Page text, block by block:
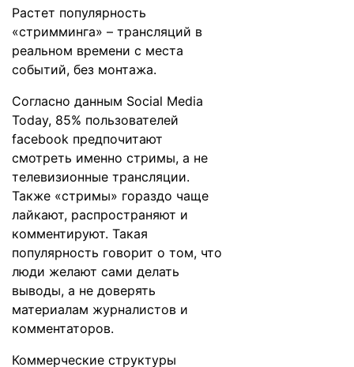
Растет популярность
«стримминга» – трансляций в
реальном времени с места
событий, без монтажа.
Согласно данным Social Media
Today, 85% пользователей
facebook предпочитают
смотреть именно стримы, а не
телевизионные трансляции.
Также «стримы» гораздо чаще
лайкают, распространяют и
комментируют. Такая
популярность говорит о том, что
люди желают сами делать
выводы, а не доверять
материалам журналистов и
комментаторов.
Коммерческие структуры